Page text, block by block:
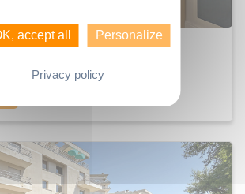
Achat Appartement centre ville
152 M2
accept all Personalize
Privacy policy